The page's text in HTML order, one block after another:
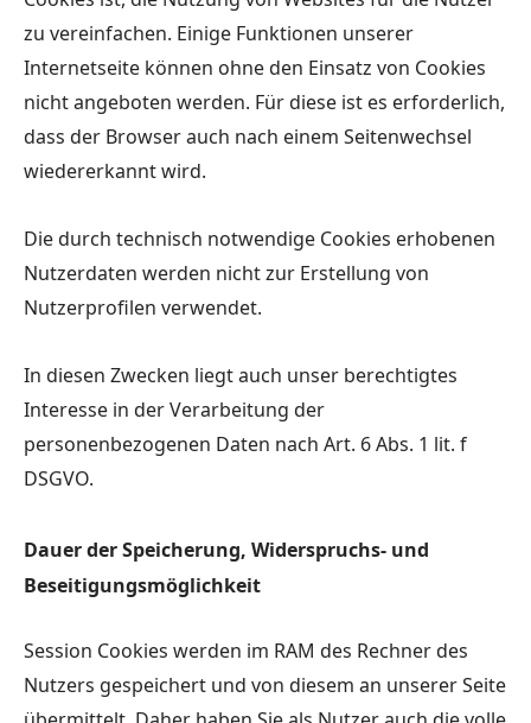
zu vereinfachen. Einige Funktionen unserer
Internetseite können ohne den Einsatz von Cookies
nicht angeboten werden. Für diese ist es erforderlich,
dass der Browser auch nach einem Seitenwechsel
wiedererkannt wird.
Die durch technisch notwendige Cookies erhobenen
Nutzerdaten werden nicht zur Erstellung von
Nutzerprofilen verwendet.
In diesen Zwecken liegt auch unser berechtigtes
Interesse in der Verarbeitung der
personenbezogenen Daten nach Art. 6 Abs. 1 lit. f
DSGVO.
Dauer der Speicherung, Widerspruchs- und
Beseitigungsmöglichkeit
Session Cookies werden im RAM des Rechner des
Nutzers gespeichert und von diesem an unserer Seite